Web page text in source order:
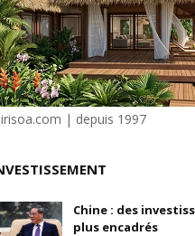
et la désirabilité
| depuis 1997
Chine : des
plus encadrés